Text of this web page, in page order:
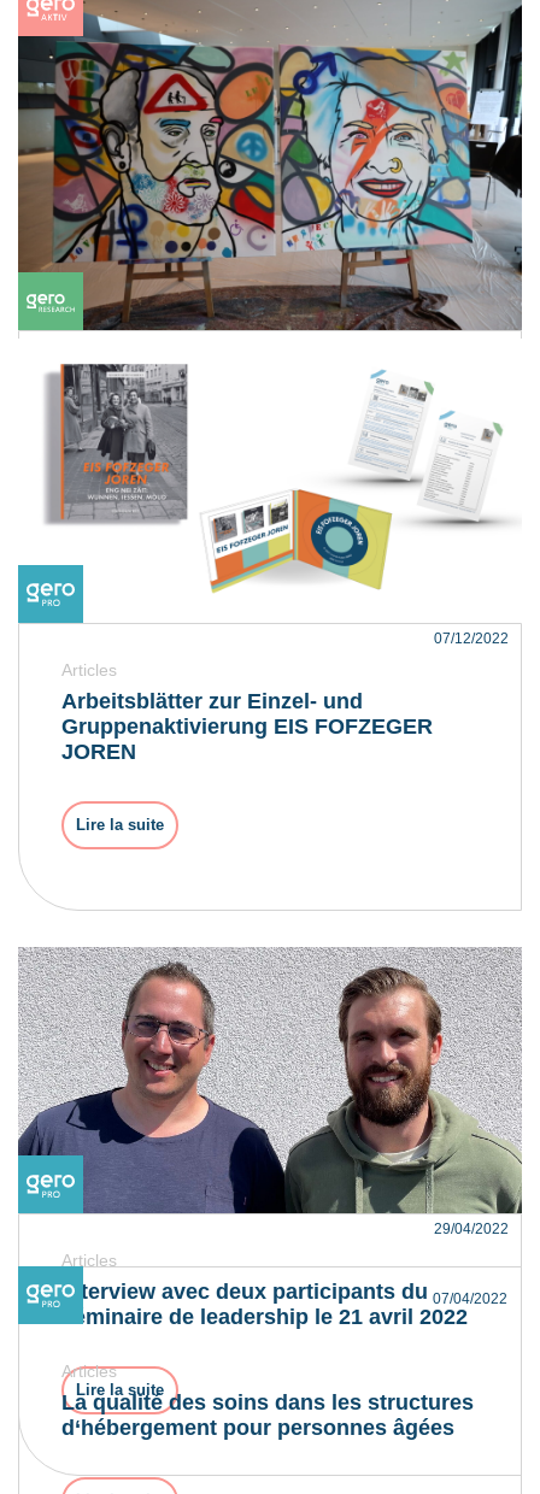
29/03/2023
Articles
Restez en bonne santé ...
Lire la suite
Articles
In-visibilité de la diversité des seniors -
L’émergence d’une nouvelle ère dans le
travail avec les personnes âgées
07/12/2022
Articles
Arbeitsblätter zur Einzel- und
Gruppenaktivierung EIS FOFZEGER
JOREN
Lire la suite
29/04/2022
Articles
Interview avec deux participants du
séminaire de leadership le 21 avril 2022
Lire la suite
07/04/2022
Articles
La qualité des soins dans les structures
d‘hébergement pour personnes âgées